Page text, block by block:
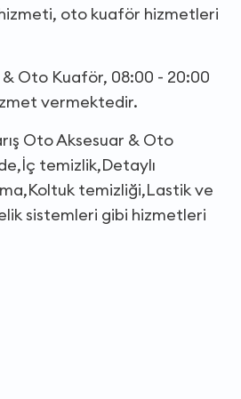
oto kuaför hizmetleri
& Oto Kuaför, 08:00 - 20:00
vermektedir.
Oto Aksesuar & Oto
temizlik,Detaylı
temizliği,Lastik ve
sistemleri gibi hizmetleri